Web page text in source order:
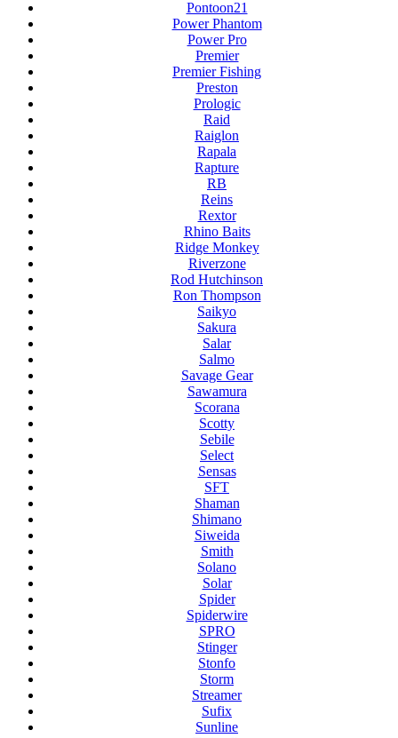
Pontoon21
Power Phantom
Power Pro
Premier
Premier Fishing
Preston
Prologic
Raid
Raiglon
Rapala
Rapture
RB
Reins
Rextor
Rhino Baits
Ridge Monkey
Riverzone
Rod Hutchinson
Ron Thompson
Saikyo
Sakura
Salar
Salmo
Savage Gear
Sawamura
Scorana
Scotty
Sebile
Select
Sensas
SFT
Shaman
Shimano
Siweida
Smith
Solano
Solar
Spider
Spiderwire
SPRO
Stinger
Stonfo
Storm
Streamer
Sufix
Sunline